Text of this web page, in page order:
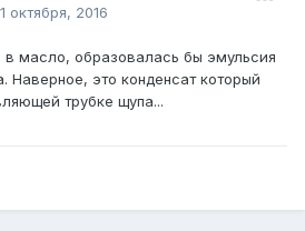
октября, 2016
в масло, образовалась бы эмульсия
Наверное, это конденсат который
трубке щупа...